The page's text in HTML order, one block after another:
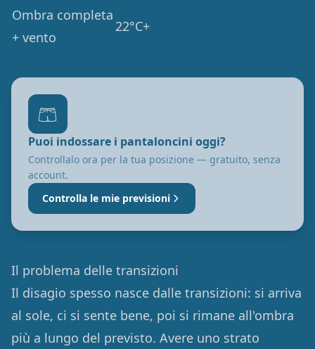
Ombra completa
+ vento
22°C+
🩳
Puoi indossare i pantaloncini oggi?
Controllalo ora per la tua posizione — gratuito, senza
account.
Controlla le mie previsioni
Il problema delle transizioni
Il disagio spesso nasce dalle transizioni: si arriva
al sole, ci si sente bene, poi si rimane all'ombra
più a lungo del previsto. Avere uno strato